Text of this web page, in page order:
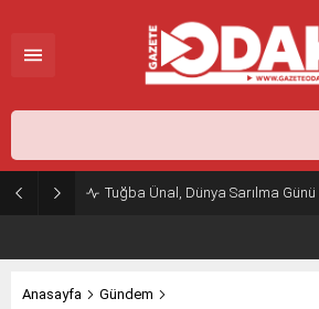
Anasayfa
Gündem